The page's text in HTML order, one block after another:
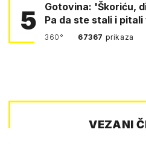
5
Gotovina: 'Škoriću,
Pa da ste stali i
360° 67367 prikaza
VEZANI